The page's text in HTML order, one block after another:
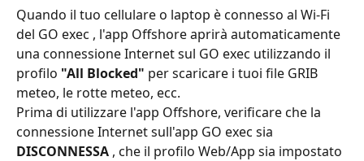
Quando il tuo cellulare o laptop è connesso al Wi-Fi
del GO exec , l'app Offshore aprirà automaticamente
una connessione Internet sul GO exec utilizzando il
profilo "All Blocked" per scaricare i tuoi file GRIB
meteo, le rotte meteo, ecc.
Prima di utilizzare l'app Offshore, verificare che la
connessione Internet sull'app GO exec sia
DISCONNESSA , che il profilo Web/App sia impostato